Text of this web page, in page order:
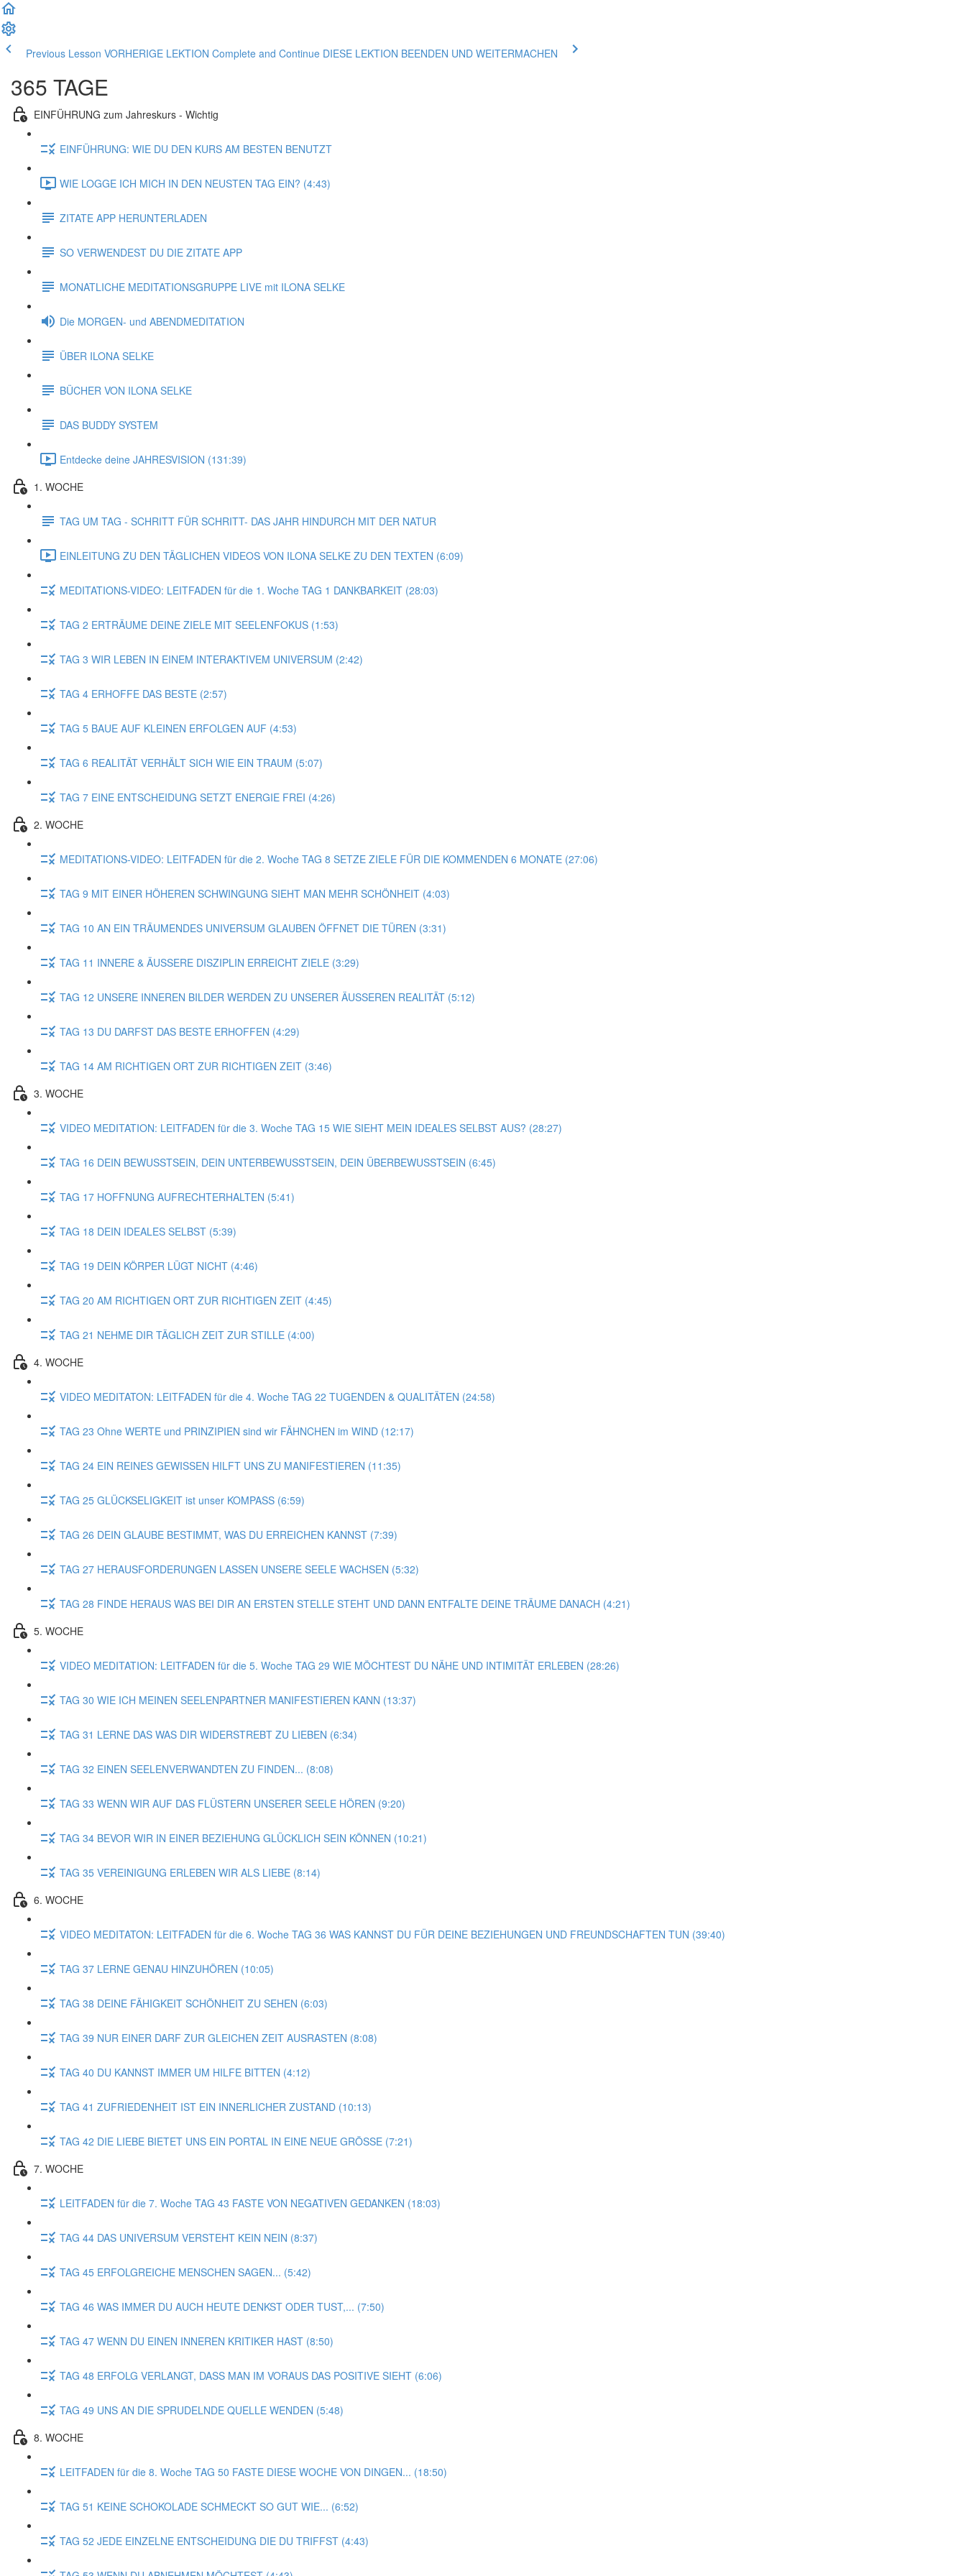
Previous Lesson VORHERIGE LEKTION Complete and Continue DIESE LEKTION BEENDEN UND WEITERMACHEN
365 TAGE
EINFÜHRUNG zum Jahreskurs - Wichtig
EINFÜHRUNG: WIE DU DEN KURS AM BESTEN BENUTZT
WIE LOGGE ICH MICH IN DEN NEUSTEN TAG EIN? (4:43)
ZITATE APP HERUNTERLADEN
SO VERWENDEST DU DIE ZITATE APP
MONATLICHE MEDITATIONSGRUPPE LIVE mit ILONA SELKE
Die MORGEN- und ABENDMEDITATION
ÜBER ILONA SELKE
BÜCHER VON ILONA SELKE
DAS BUDDY SYSTEM
Entdecke deine JAHRESVISION (131:39)
1. WOCHE
TAG UM TAG - SCHRITT FÜR SCHRITT- DAS JAHR HINDURCH MIT DER NATUR
EINLEITUNG ZU DEN TÄGLICHEN VIDEOS VON ILONA SELKE ZU DEN TEXTEN (6:09)
MEDITATIONS-VIDEO: LEITFADEN für die 1. Woche TAG 1 DANKBARKEIT (28:03)
TAG 2 ERTRÄUME DEINE ZIELE MIT SEELENFOKUS (1:53)
TAG 3 WIR LEBEN IN EINEM INTERAKTIVEM UNIVERSUM (2:42)
TAG 4 ERHOFFE DAS BESTE (2:57)
TAG 5 BAUE AUF KLEINEN ERFOLGEN AUF (4:53)
TAG 6 REALITÄT VERHÄLT SICH WIE EIN TRAUM (5:07)
TAG 7 EINE ENTSCHEIDUNG SETZT ENERGIE FREI (4:26)
2. WOCHE
MEDITATIONS-VIDEO: LEITFADEN für die 2. Woche TAG 8 SETZE ZIELE FÜR DIE KOMMENDEN 6 MONATE (27:06)
TAG 9 MIT EINER HÖHEREN SCHWINGUNG SIEHT MAN MEHR SCHÖNHEIT (4:03)
TAG 10 AN EIN TRÄUMENDES UNIVERSUM GLAUBEN ÖFFNET DIE TÜREN (3:31)
TAG 11 INNERE & ÄUSSERE DISZIPLIN ERREICHT ZIELE (3:29)
TAG 12 UNSERE INNEREN BILDER WERDEN ZU UNSERER ÄUSSEREN REALITÄT (5:12)
TAG 13 DU DARFST DAS BESTE ERHOFFEN (4:29)
TAG 14 AM RICHTIGEN ORT ZUR RICHTIGEN ZEIT (3:46)
3. WOCHE
VIDEO MEDITATION: LEITFADEN für die 3. Woche TAG 15 WIE SIEHT MEIN IDEALES SELBST AUS? (28:27)
TAG 16 DEIN BEWUSSTSEIN, DEIN UNTERBEWUSSTSEIN, DEIN ÜBERBEWUSSTSEIN (6:45)
TAG 17 HOFFNUNG AUFRECHTERHALTEN (5:41)
TAG 18 DEIN IDEALES SELBST (5:39)
TAG 19 DEIN KÖRPER LÜGT NICHT (4:46)
TAG 20 AM RICHTIGEN ORT ZUR RICHTIGEN ZEIT (4:45)
TAG 21 NEHME DIR TÄGLICH ZEIT ZUR STILLE (4:00)
4. WOCHE
VIDEO MEDITATON: LEITFADEN für die 4. Woche TAG 22 TUGENDEN & QUALITÄTEN (24:58)
TAG 23 Ohne WERTE und PRINZIPIEN sind wir FÄHNCHEN im WIND (12:17)
TAG 24 EIN REINES GEWISSEN HILFT UNS ZU MANIFESTIEREN (11:35)
TAG 25 GLÜCKSELIGKEIT ist unser KOMPASS (6:59)
TAG 26 DEIN GLAUBE BESTIMMT, WAS DU ERREICHEN KANNST (7:39)
TAG 27 HERAUSFORDERUNGEN LASSEN UNSERE SEELE WACHSEN (5:32)
TAG 28 FINDE HERAUS WAS BEI DIR AN ERSTEN STELLE STEHT UND DANN ENTFALTE DEINE TRÄUME DANACH (4:21)
5. WOCHE
VIDEO MEDITATION: LEITFADEN für die 5. Woche TAG 29 WIE MÖCHTEST DU NÄHE UND INTIMITÄT ERLEBEN (28:26)
TAG 30 WIE ICH MEINEN SEELENPARTNER MANIFESTIEREN KANN (13:37)
TAG 31 LERNE DAS WAS DIR WIDERSTREBT ZU LIEBEN (6:34)
TAG 32 EINEN SEELENVERWANDTEN ZU FINDEN... (8:08)
TAG 33 WENN WIR AUF DAS FLÜSTERN UNSERER SEELE HÖREN (9:20)
TAG 34 BEVOR WIR IN EINER BEZIEHUNG GLÜCKLICH SEIN KÖNNEN (10:21)
TAG 35 VEREINIGUNG ERLEBEN WIR ALS LIEBE (8:14)
6. WOCHE
VIDEO MEDITATON: LEITFADEN für die 6. Woche TAG 36 WAS KANNST DU FÜR DEINE BEZIEHUNGEN UND FREUNDSCHAFTEN TUN (39:40)
TAG 37 LERNE GENAU HINZUHÖREN (10:05)
TAG 38 DEINE FÄHIGKEIT SCHÖNHEIT ZU SEHEN (6:03)
TAG 39 NUR EINER DARF ZUR GLEICHEN ZEIT AUSRASTEN (8:08)
TAG 40 DU KANNST IMMER UM HILFE BITTEN (4:12)
TAG 41 ZUFRIEDENHEIT IST EIN INNERLICHER ZUSTAND (10:13)
TAG 42 DIE LIEBE BIETET UNS EIN PORTAL IN EINE NEUE GRÖSSE (7:21)
7. WOCHE
LEITFADEN für die 7. Woche TAG 43 FASTE VON NEGATIVEN GEDANKEN (18:03)
TAG 44 DAS UNIVERSUM VERSTEHT KEIN NEIN (8:37)
TAG 45 ERFOLGREICHE MENSCHEN SAGEN... (5:42)
TAG 46 WAS IMMER DU AUCH HEUTE DENKST ODER TUST,... (7:50)
TAG 47 WENN DU EINEN INNEREN KRITIKER HAST (8:50)
TAG 48 ERFOLG VERLANGT, DASS MAN IM VORAUS DAS POSITIVE SIEHT (6:06)
TAG 49 UNS AN DIE SPRUDELNDE QUELLE WENDEN (5:48)
8. WOCHE
LEITFADEN für die 8. Woche TAG 50 FASTE DIESE WOCHE VON DINGEN... (18:50)
TAG 51 KEINE SCHOKOLADE SCHMECKT SO GUT WIE... (6:52)
TAG 52 JEDE EINZELNE ENTSCHEIDUNG DIE DU TRIFFST (4:43)